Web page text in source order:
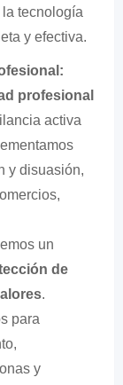
tecnología
y efectiva.
profesional
activa
y disuasión,
un
de
.
para
y